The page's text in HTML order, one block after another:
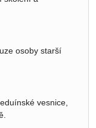
osoby starší
vesnice,